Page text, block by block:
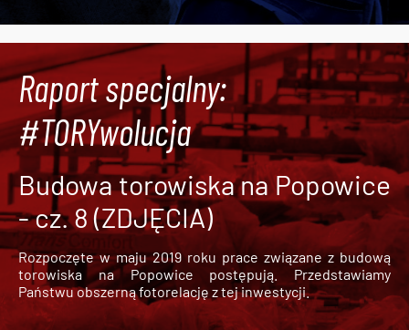
Raport specjalny:
#TORYwolucja
Budowa torowiska na Popowice
- cz. 8 (ZDJĘCIA)
Rozpoczęte w maju 2019 roku prace związane z budową
torowiska na Popowice
postępują. Przedstawiamy
Państwu obszerną fotorelację z tej inwestycji.